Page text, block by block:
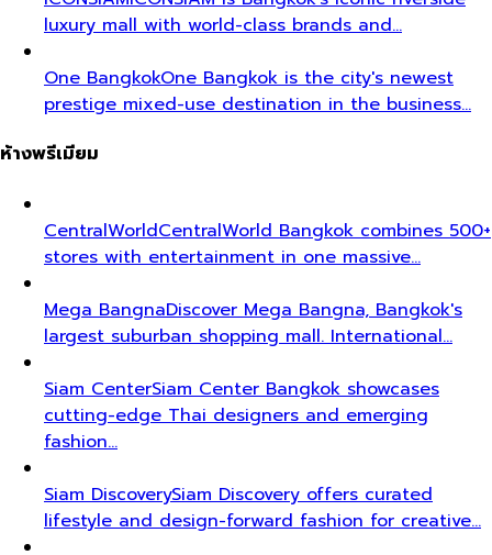
luxury mall with world-class brands and…
One BangkokOne Bangkok is the city's newest
prestige mixed-use destination in the business…
ห้างพรีเมียม
CentralWorldCentralWorld Bangkok combines 500+
stores with entertainment in one massive…
Mega BangnaDiscover Mega Bangna, Bangkok's
largest suburban shopping mall. International…
Siam CenterSiam Center Bangkok showcases
cutting-edge Thai designers and emerging
fashion…
Siam DiscoverySiam Discovery offers curated
lifestyle and design-forward fashion for creative…